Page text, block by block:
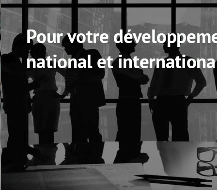
Exporter les lignes sélectionnées
Exporter toutes les colonnes
Exporter uniquement les colonnes affichées
Menu
Notre mission
Notre gouvernance
Annuaire
Calendrier
Actualité
Nous contacter
Veille et ressources
Ajoutez un logo, un bouton, des réseaux sociaux
Cliquez pour éditer